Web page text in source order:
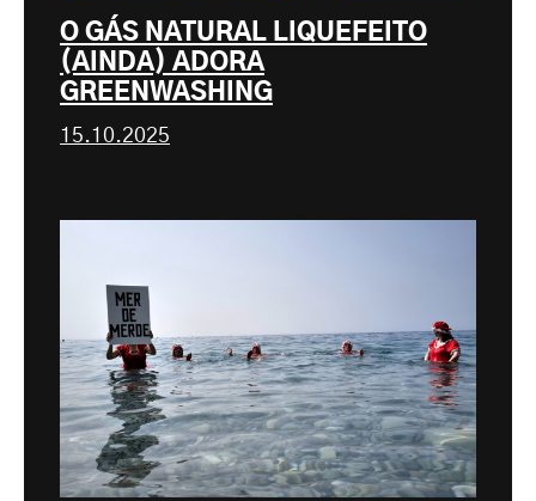
O GÁS NATURAL LIQUEFEITO
(AINDA) ADORA
GREENWASHING
15.10.2025